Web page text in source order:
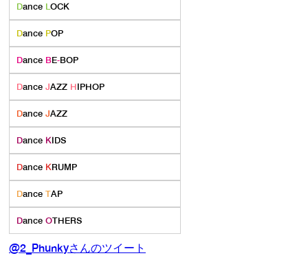
Dance LOCK
Dance POP
Dance BE-BOP
Dance JAZZ HIPHOP
Dance JAZZ
Dance KIDS
Dance KRUMP
Dance TAP
Dance OTHERS
@2_Phunkyさんのツイート